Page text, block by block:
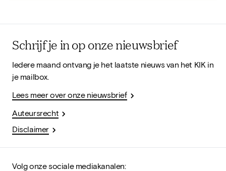
Schrijf je in op onze nieuwsbrief
Iedere maand ontvang je het laatste nieuws van het KIK in
je mailbox.
Lees meer over onze nieuwsbrief
Auteursrecht
Disclaimer
Volg onze sociale mediakanalen: